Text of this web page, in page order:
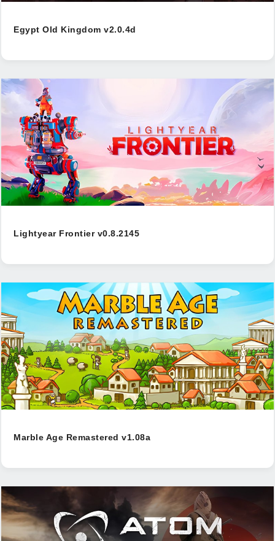
Egypt Old Kingdom v2.0.4d
Lightyear Frontier v0.8.2145
Marble Age Remastered v1.08a